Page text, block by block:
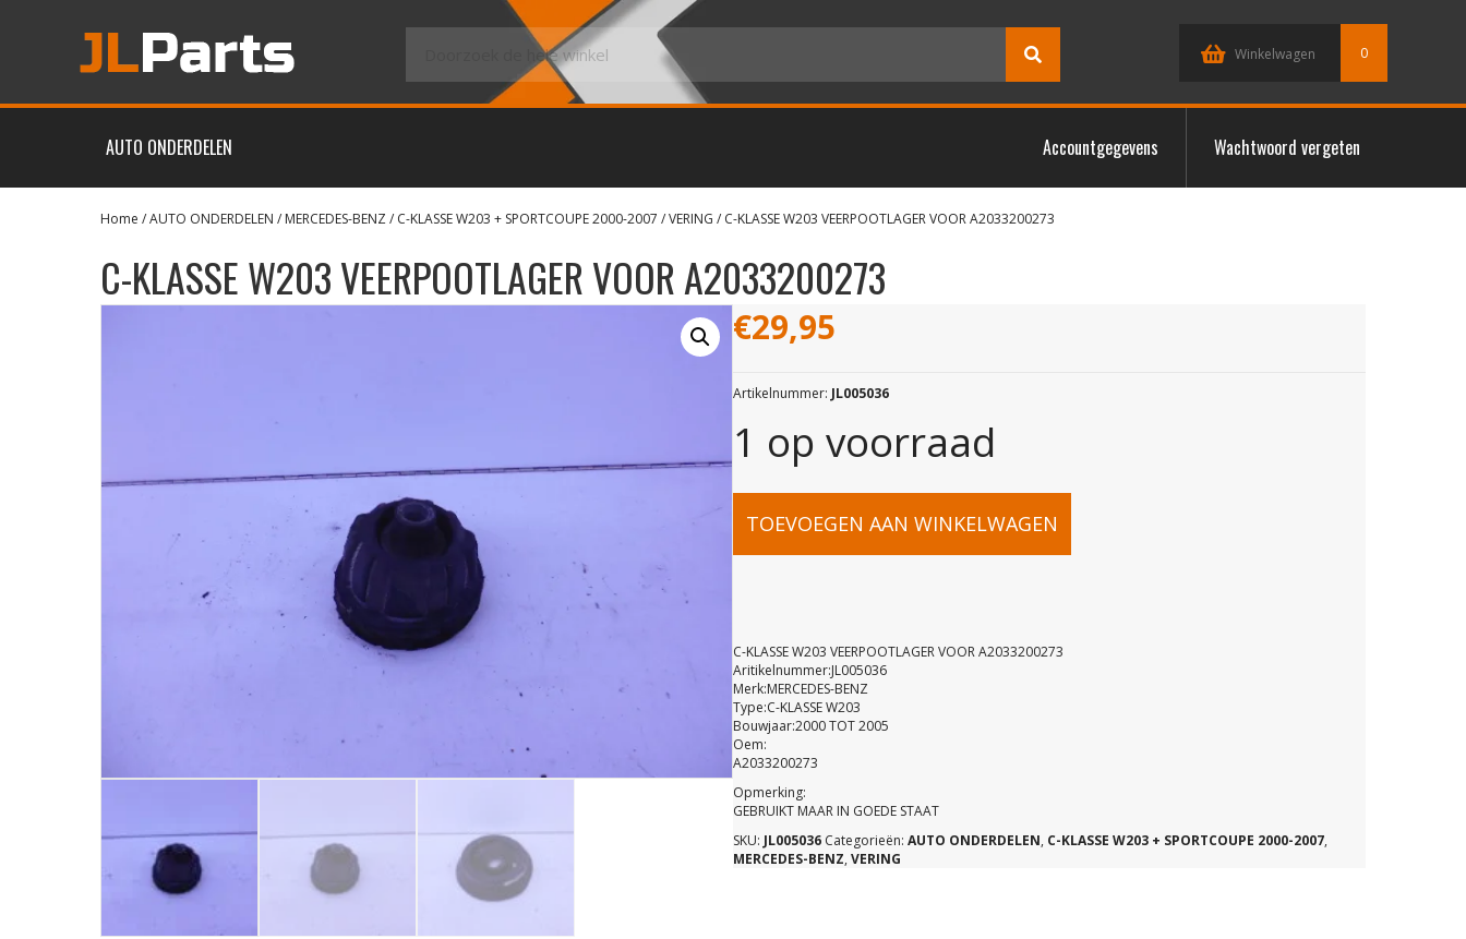
Winkelwagen 0
AUTO ONDERDELEN Accountgegevens Wachtwoord vergeten
Home /AUTO ONDERDELEN / MERCEDES-BENZ/ C-KLASSE W203 + SPORTCOUPE 2000-2007 /VERING / C-KLASSE W203 VEERPOOTLAGER VOOR A2033200273
C-KLASSE W203 VEERPOOTLAGER VOOR A2033200273
€29,95
Artikelnummer: JL005036
1 op voorraad
C-
W203
VEERPOOTLAGER
VOOR
A2033200273
TOEVOEGEN AAN WINKELWAGEN
C-KLASSE W203 VEERPOOTLAGER VOOR A2033200273
Aritikelnummer:JL005036
Merk:MERCEDES-BENZ
Type:C-KLASSE W203
Bouwjaar:2000 TOT 2005
Oem:
A2033200273
Opmerking:
GEBRUIKT MAAR IN GOEDE STAAT
SKU: JL005036 Categorieën: AUTO ONDERDELEN, C-KLASSE W203 + SPORTCOUPE 2000-2007,
MERCEDES-BENZ, VERING